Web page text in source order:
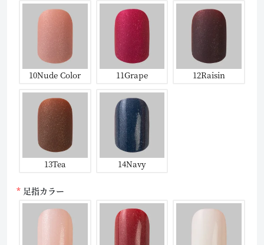
10Nude Color 11Grape 12Raisin
13Tea 14Navy
足指カラー